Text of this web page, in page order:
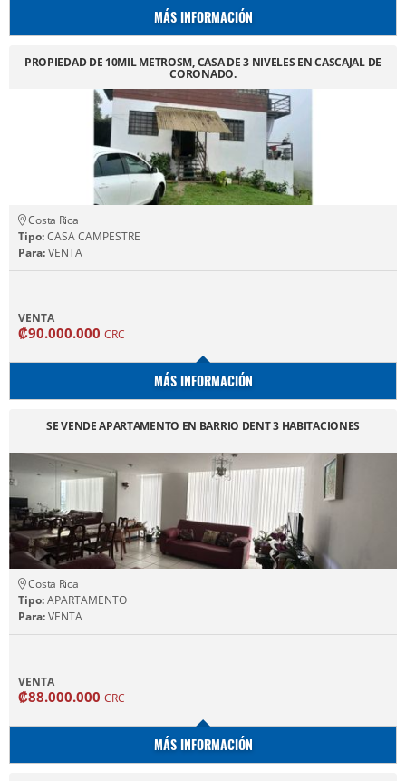
MÁS INFORMACIÓN
PROPIEDAD DE 10MIL METROSM, CASA DE 3 NIVELES EN CASCAJAL DE
CORONADO.
Costa Rica
Tipo:CASA CAMPESTRE
Para:VENTA
VENTA
₡90.000.000 CRC
MÁS INFORMACIÓN
SE VENDE APARTAMENTO EN BARRIO DENT 3 HABITACIONES
Costa Rica
Tipo:APARTAMENTO
Para:VENTA
VENTA
₡88.000.000 CRC
MÁS INFORMACIÓN